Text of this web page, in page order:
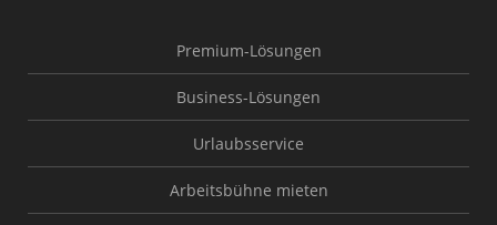
Premium-Lösungen
Business-Lösungen
Urlaubsservice
Arbeitsbühne mieten